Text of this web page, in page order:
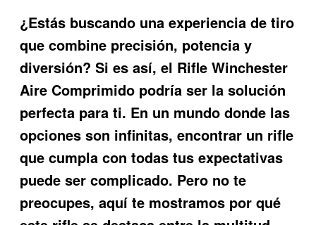
¿Estás buscando una experiencia de tiro
que combine precisión, potencia y
diversión? Si es así, el Rifle Winchester
Aire Comprimido podría ser la solución
perfecta para ti. En un mundo donde las
opciones son infinitas, encontrar un rifle
que cumpla con todas tus expectativas
puede ser complicado. Pero no te
preocupes, aquí te mostramos por qué